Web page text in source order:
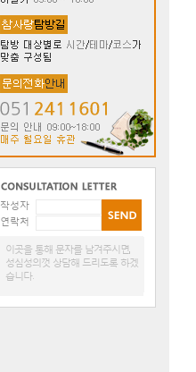
작성자
연락처
이곳을 통해 문자를 남겨주시면,
성심성의껏 상담해 드리도록 하겠
습니다.